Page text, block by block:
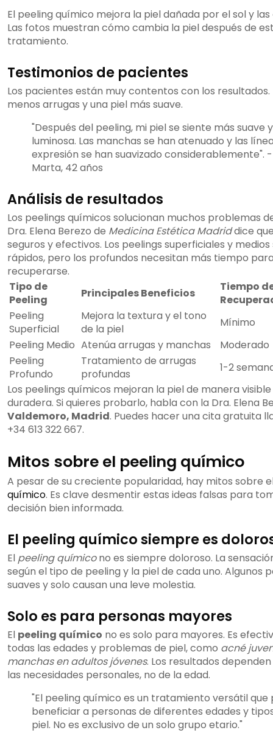
El peeling químico mejora la piel dañada por el sol y las
Las fotos muestran cómo cambia la piel después de
tratamiento.
Testimonios de pacientes
Los pacientes están muy contentos con los resultados.
menos arrugas y una piel más suave.
"Después del peeling, mi piel se siente más suave y
luminosa. Las manchas se han atenuado y las
expresión se han suavizado considerablemente". -
Marta, 42 años
Análisis de resultados
Los peelings químicos solucionan muchos problemas
Dra. Elena Berezo de Medicina Estética Madriddice
seguros y efectivos. Los peelings superficiales y medios
rápidos, pero los profundos necesitan más tiempo
recuperarse.
Tipo de
Peeling
Principales Beneficios
Tiempo
Peeling
Superficial
Mejora la textura y el tono
de la piel
Mínimo
Peeling Medio Atenúa arrugas y manchas
Moderado
Peeling
Profundo
Tratamiento de arrugas
profundas
1-2
Los peelings químicos mejoran la piel de manera
duradera. Si quieres probarlo, habla con la Dra. Elena
Valdemoro, Madrid. Puedes hacer una cita gratuita
+34 613 322 667.
Mitos sobre el peeling químico
A pesar de su creciente popularidad, hay mitos sobre
químico. Es clave desmentir estas ideas falsas para
decisión bien informada.
El peeling químico siempre es
El peeling químicono es siempre doloroso. La
según el tipo de peeling y la piel de cada uno. Algunos
suaves y solo causan una leve molestia.
Solo es para personas mayores
El peeling químico no es solo para mayores. Es
todas las edades y problemas de piel, como acné
manchas en adultos jóvenes. Los resultados
las necesidades personales, no de la edad.
"El peeling químico es un tratamiento versátil que
beneficiar a personas de diferentes edades y
piel. No es exclusivo de un solo grupo etario."